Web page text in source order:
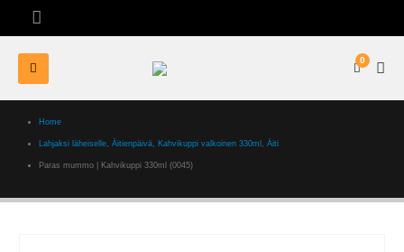
0
Home
Lahjaksi läheiselle,Äitienpäivä, Kahvikuppi valkoinen 330ml ,Äiti
Paras mummo | Kahvikuppi 330ml (0045)